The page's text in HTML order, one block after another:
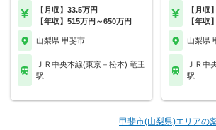
【月収】33.5万円
【年収】515万円～650万円
山梨県 甲斐市
ＪＲ中央本線(東京－松本) 竜王
駅
【月収
【年収
山梨県
ＪＲ中
駅
甲斐市(山梨県)エリアの